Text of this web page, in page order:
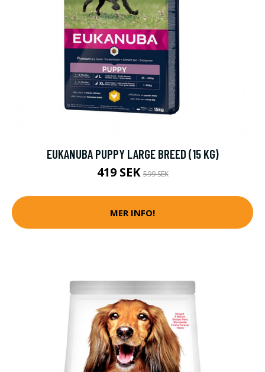
EUKANUBA PUPPY LARGE BREED (15 KG)
419 SEK599 SEK
MER INFO!